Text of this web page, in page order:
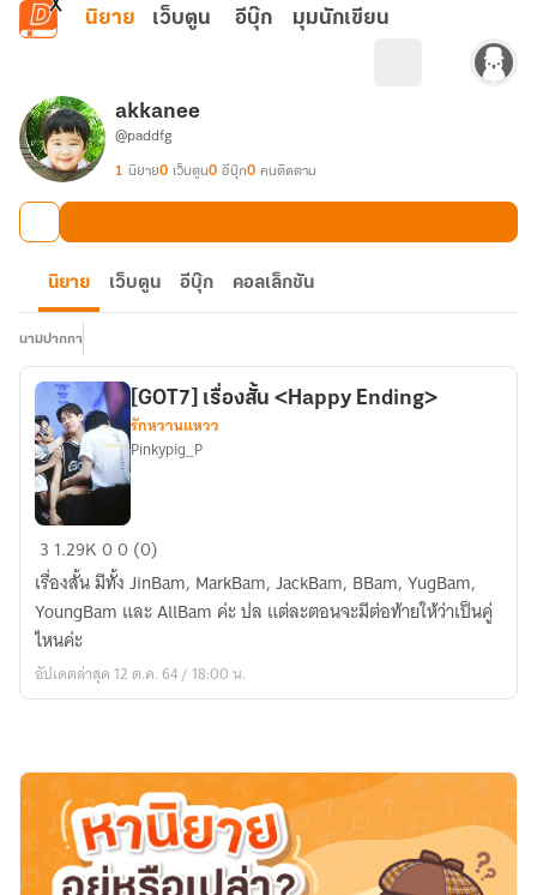
ข้ามไปยังเนื้อหาหลัก
นิยาย เว็บตูน อีบุ๊ก มุมนักเขียน
akkanee
@paddfg
1 นิยาย0 เว็บตูน0 อีบุ๊ก0 คนติดตาม
นิยาย เว็บตูน อีบุ๊ก คอลเล็กชัน
นามปากกา
[GOT7]
เรื่อง
สั้น
<Happy
Ending>
[GOT7] เรื่องสั้น <Happy Ending>
รักหวานแหวว
Pinkypig_P
3 1.29K00 (0)
เรื่องสั้น มีทั้ง JinBam, MarkBam, JackBam, BBam, YugBam,
YoungBam และ AllBam ค่ะ ปล แต่ละตอนจะมีต่อท้ายให้ว่าเป็นคู่
ไหนค่ะ
อัปเดตล่าสุด 12 ต.ค. 64 / 18:00 น.